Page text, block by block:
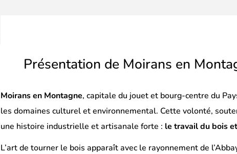
Présentation de Moirans en
Moirans en Montagne, capitale du jouet et bourg-centre du
les domaines culturel et environnemental. Cette volonté,
une histoire industrielle et artisanale forte : le travail du bois
L’art de tourner le bois apparaît avec le rayonnement de